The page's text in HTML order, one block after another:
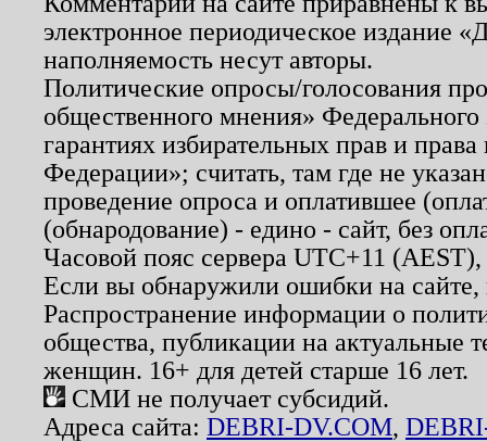
электронное периодическое издание
наполняемость несут авторы.
Политические опросы/голосования
общественного мнения»
гарантиях избирательных прав и
Федерации»; считать, там где не
проведение опроса и оплатившее
(обнародование) - едино - сайт, без
Часовой пояс сервера UTC+11
Если вы обнаружили ошибки на
Распространение информации о
общества, публикации на актуальные
женщин. 16+ для детей старше 16 лет.
СМИ не получает субсидий.
Адреса сайта: DEBRI-DV.COM,